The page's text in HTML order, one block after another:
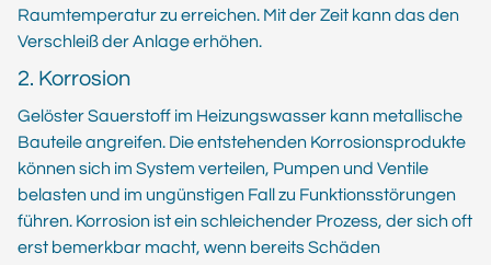
Raumtemperatur zu erreichen. Mit der Zeit kann das den
Verschleiß der Anlage erhöhen.
2. Korrosion
Gelöster Sauerstoff im Heizungswasser kann metallische
Bauteile angreifen. Die entstehenden Korrosionsprodukte
können sich im System verteilen, Pumpen und Ventile
belasten und im ungünstigen Fall zu Funktionsstörungen
führen. Korrosion ist ein schleichender Prozess, der sich oft
erst bemerkbar macht, wenn bereits Schäden